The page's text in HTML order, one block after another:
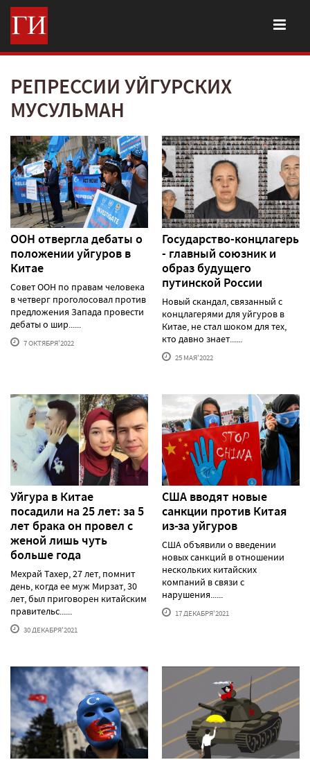
РЕПРЕССИИ УЙГУРСКИХ
МУСУЛЬМАН
ООН отвергла дебаты о
положении уйгуров в
Китае
Совет ООН по правам человека
в четверг проголосовал против
предложения Запада провести
дебаты о шир......
7 ОКТЯБРЯ'2022
Государство-концлагерь
- главный союзник и
образ будущего
путинской России
Новый скандал, связанный с
концлагерями для уйгуров в
Китае, не стал шоком для тех,
кто давно знает......
25 МАЯ'2022
Уйгура в Китае
посадили на 25 лет: за 5
лет брака он провел с
женой лишь чуть
больше года
Мехрай Тахер, 27 лет, помнит
день, когда ее муж Мирзат, 30
лет, был приговорен китайским
правительс......
30 ДЕКАБРЯ'2021
США вводят новые
санкции против Китая
из-за уйгуров
США объявили о введении
новых санкций в отношении
нескольких китайских
компаний в связи с
нарушения......
17 ДЕКАБРЯ'2021